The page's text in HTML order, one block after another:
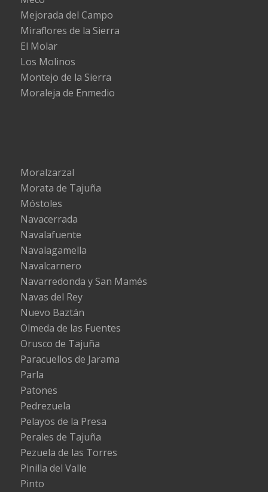
Mejorada del Campo
Miraflores de la Sierra
El Molar
Los Molinos
Montejo de la Sierra
Moraleja de Enmedio
Moralzarzal
Morata de Tajuña
Móstoles
Navacerrada
Navalafuente
Navalagamella
Navalcarnero
Navarredonda y San Mamés
Navas del Rey
Nuevo Baztán
Olmeda de las Fuentes
Orusco de Tajuña
Paracuellos de Jarama
Parla
Patones
Pedrezuela
Pelayos de la Presa
Perales de Tajuña
Pezuela de las Torres
Pinilla del Valle
Pinto